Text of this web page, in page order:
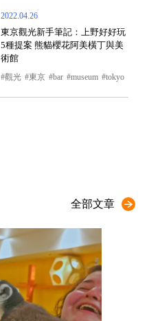
2022.04.26
東京觀光新手筆記：上野好好玩
5種提案 熊貓櫻花阿美橫丁與美
術館
觀光 東京 bar museum tokyo
全部文章